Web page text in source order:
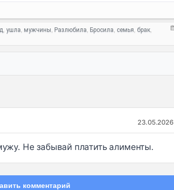
, ушла, мужчины, Разлюбила, Бросила, семья, брак,
Не забывай платить алименты.
комментарий